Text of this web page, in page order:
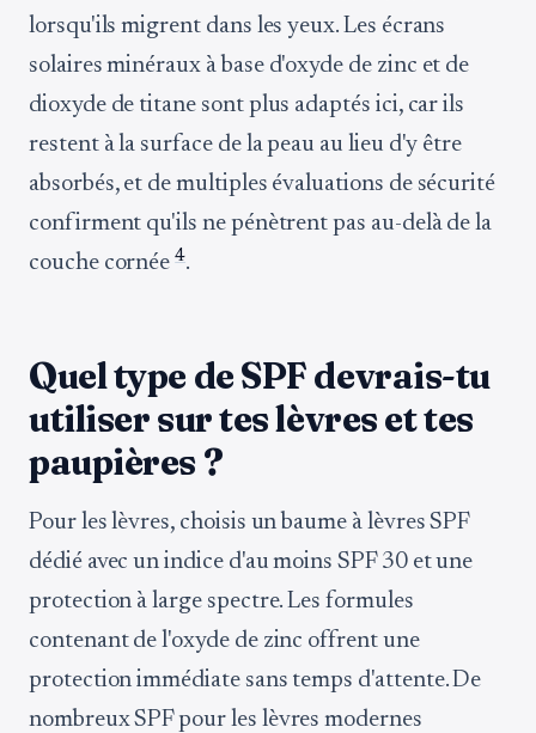
lorsqu'ils migrent dans les yeux. Les écrans
solaires minéraux à base d'oxyde de zinc et de
dioxyde de titane sont plus adaptés ici, car ils
restent à la surface de la peau au lieu d'y être
absorbés, et de multiples évaluations de sécurité
confirment qu'ils ne pénètrent pas au-delà de la
couche cornée4.
Quel type de SPF devrais-tu
utiliser sur tes lèvres et tes
paupières ?
Pour les lèvres, choisis un baume à lèvres SPF
dédié avec un indice d'au moins SPF 30 et une
protection à large spectre. Les formules
contenant de l'oxyde de zinc offrent une
protection immédiate sans temps d'attente. De
nombreux SPF pour les lèvres modernes